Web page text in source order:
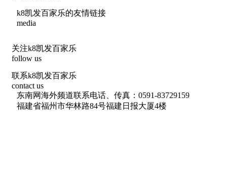
k8凯发百家乐的友情链接
media
关注k8凯发百家乐
follow us
联系k8凯发百家乐
contact us
东南网海外频道联系电话、传真：0591-83729159
福建省福州市华林路84号福建日报大厦4楼